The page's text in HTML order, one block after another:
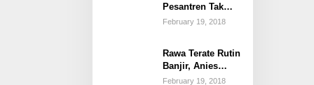
Pesantren Tak
Terprovokasi
February 19, 2018
Rawa Terate Rutin
Banjir, Anies
Bakal Cek Pabrik
February 19, 2018